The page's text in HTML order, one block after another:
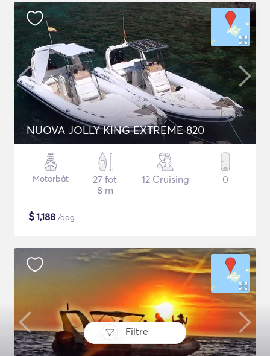
Filtre
NUOVA JOLLY KING EXTREME 820
Motorbåt
27 fot
8 m
12 Cruising 0
$1,188 /dag